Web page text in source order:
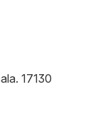
. 17130